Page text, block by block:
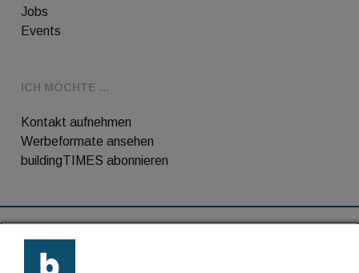
Jobs
Events
ICH MÖCHTE ...
Kontakt aufnehmen
Werbeformate ansehen
buildingTIMES abonnieren